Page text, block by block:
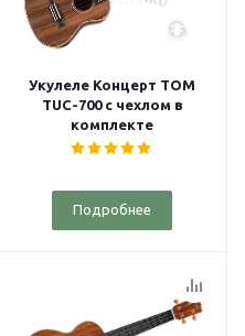
Укулеле Концерт TOM
TUC-700 с чехлом в
комплекте
Подробнее